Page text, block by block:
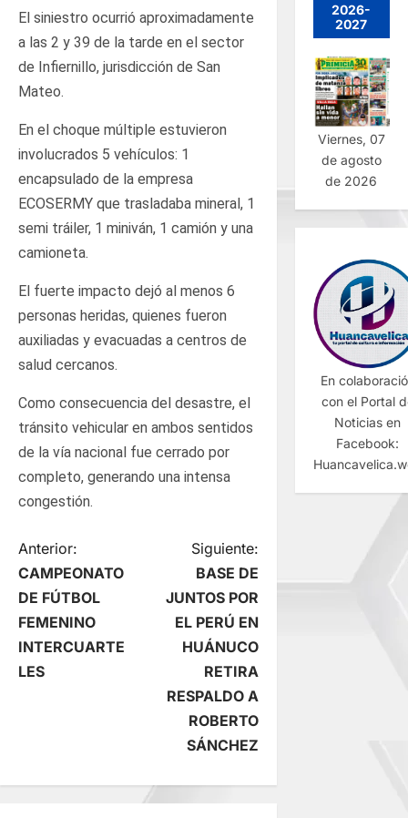
El siniestro ocurrió aproximadamente
a las 2 y 39 de la tarde en el sector
de Infiernillo, jurisdicción de San
Mateo.
En el choque múltiple estuvieron
involucrados 5 vehículos: 1
encapsulado de la empresa
ECOSERMY que trasladaba mineral, 1
semi tráiler, 1 miniván, 1 camión y una
camioneta.
El fuerte impacto dejó al menos 6
personas heridas, quienes fueron
auxiliadas y evacuadas a centros de
salud cercanos.
Como consecuencia del desastre, el
tránsito vehicular en ambos sentidos
de la vía nacional fue cerrado por
completo, generando una intensa
congestión.
N
a
v
e
Anterior:
CAMPEONATO
DE FÚTBOL
FEMENINO
INTERCUARTE
LES
Siguiente:
BASE DE
JUNTOS POR
EL PERÚ EN
HUÁNUCO
RETIRA
RESPALDO A
ROBERTO
SÁNCHEZ
2026-
2027
Viernes, 07
de agosto
de 2026
En
con el Portal
Noticias en
Facebook: